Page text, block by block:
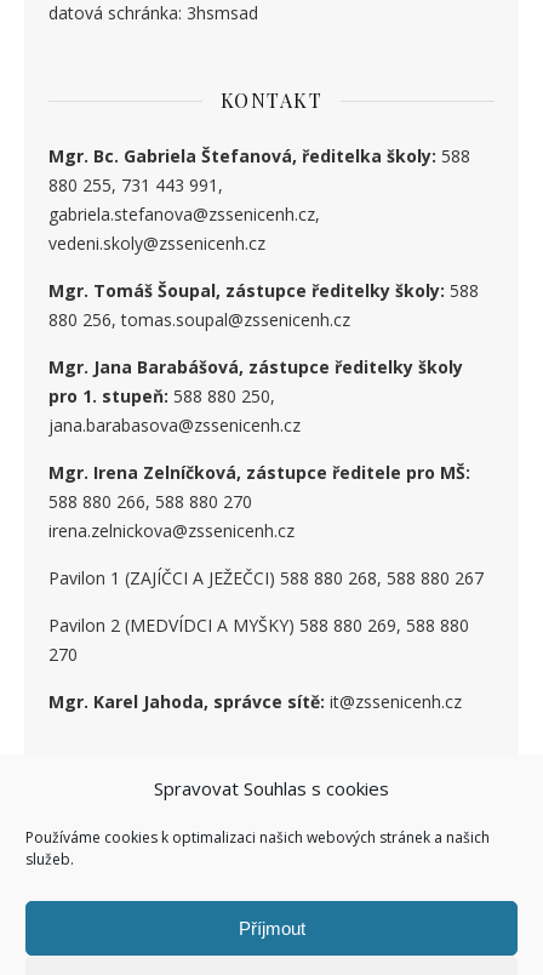
Spravovat Souhlas s cookies
Používáme cookies k optimalizaci našich webových stránek a našich
služeb.
Příjmout
datová schránka: 3hsmsad
KONTAKT
Mgr. Bc. Gabriela Štefanová, ředitelka školy: 588
880 255, 731 443 991,
gabriela.stefanova@zssenicenh.cz,
vedeni.skoly@zssenicenh.cz
Mgr. Tomáš Šoupal, zástupce ředitelky školy: 588
880 256, tomas.soupal@zssenicenh.cz
Mgr. Jana Barabášová, zástupce ředitelky školy
pro 1. stupeň: 588 880 250,
jana.barabasova@zssenicenh.cz
Mgr. Irena Zelníčková, zástupce ředitele pro MŠ:
588 880 266, 588 880 270
irena.zelnickova@zssenicenh.cz
Pavilon 1 (ZAJÍČCI A JEŽEČCI) 588 880 268, 588 880 267
Pavilon 2 (MEDVÍDCI A MYŠKY) 588 880 269, 588 880
270
Mgr. Karel Jahoda, správce sítě: it@zssenicenh.cz
SOCIÁLNÍ SÍTĚ